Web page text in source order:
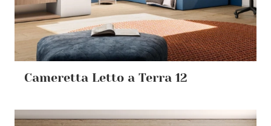
Cameretta Letto a Terra 12